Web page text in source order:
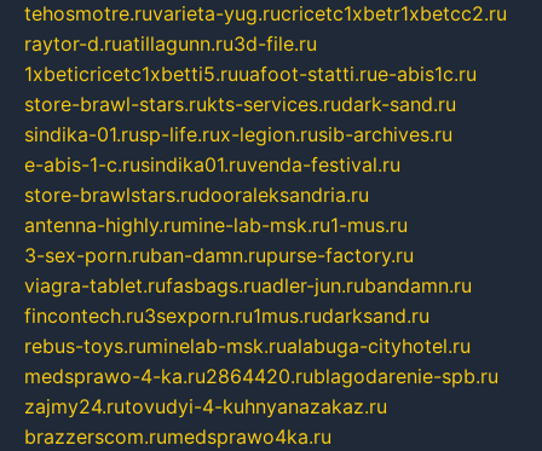
tehosmotre.ruvarieta-yug.rucricetc1xbetr1xbetcc2.ru
raytor-d.ruatillagunn.ru3d-file.ru
1xbeticricetc1xbetti5.ruuafoot-statti.rue-abis1c.ru
store-brawl-stars.rukts-services.rudark-sand.ru
sindika-01.rusp-life.rux-legion.rusib-archives.ru
e-abis-1-c.rusindika01.ruvenda-festival.ru
store-brawlstars.rudooraleksandria.ru
antenna-highly.rumine-lab-msk.ru1-mus.ru
3-sex-porn.ruban-damn.rupurse-factory.ru
viagra-tablet.rufasbags.ruadler-jun.rubandamn.ru
fincontech.ru3sexporn.ru1mus.rudarksand.ru
rebus-toys.ruminelab-msk.rualabuga-cityhotel.ru
medsprawo-4-ka.ru2864420.rublagodarenie-spb.ru
zajmy24.rutovudyi-4-kuhnyanazakaz.ru
brazzerscom.rumedsprawo4ka.ru